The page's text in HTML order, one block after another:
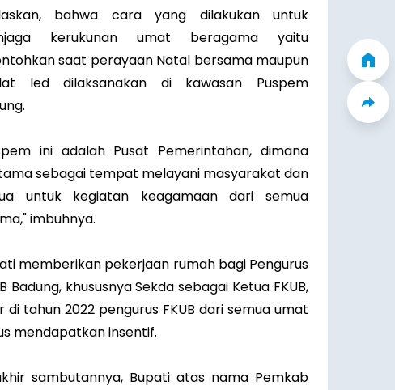
bahwa cara yang dilakukan untuk
kerukunan umat beragama yaitu
saat perayaan Natal bersama maupun
Ied dilaksanakan di kawasan Puspem
ini adalah Pusat Pemerintahan, dimana
sebagai tempat melayani masyarakat dan
untuk kegiatan keagamaan dari semua
imbuhnya.
memberikan pekerjaan rumah bagi Pengurus
Badung, khususnya Sekda sebagai Ketua FKUB,
di tahun 2022 pengurus FKUB dari semua umat
mendapatkan insentif.
sambutannya, Bupati atas nama Pemkab